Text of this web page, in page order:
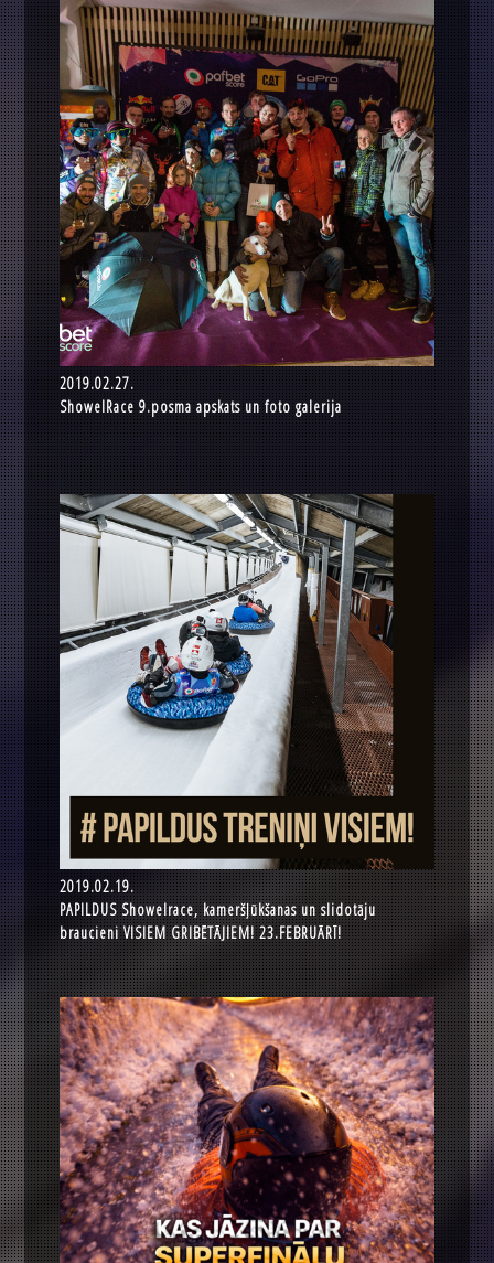
2019.02.27.
ShowelRace 9.posma apskats un foto galerija
2019.02.19.
PAPILDUS Showelrace, kameršļūkšanas un slidotāju
braucieni VISIEM GRIBĒTĀJIEM! 23.FEBRUĀRĪ!